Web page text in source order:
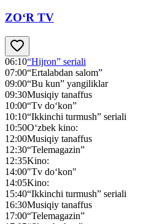
ZO‘R TV
06:10“Hijron” seriali
07:00“Ertalabdan salom”
09:00“Bu kun” yangiliklar
09:30Musiqiy tanaffus
10:00“Tv do‘kon”
10:10“Ikkinchi turmush” seriali
10:50O‘zbek kino:
12:00Musiqiy tanaffus
12:30“Telemagazin”
12:35Kino:
14:00"Tv do‘kon"
14:05Kino:
15:40“Ikkinchi turmush” seriali
16:30Musiqiy tanaffus
17:00“Telemagazin”